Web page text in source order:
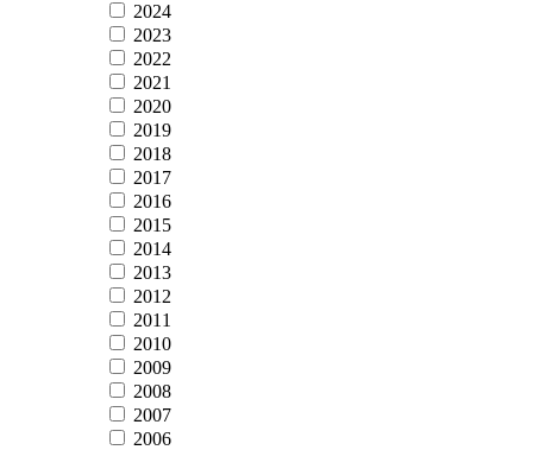
2024
2023
2022
2021
2020
2019
2018
2017
2016
2015
2014
2013
2012
2011
2010
2009
2008
2007
2006